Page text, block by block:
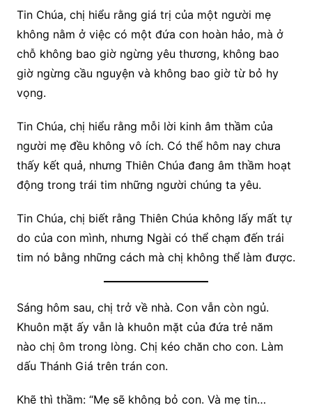
Tin Chúa, chị hiểu rằng giá trị của một người mẹ
không nằm ở việc có một đứa con hoàn hảo, mà ở
chỗ không bao giờ ngừng yêu thương, không bao
giờ ngừng cầu nguyện và không bao giờ từ bỏ hy
vọng.
Tin Chúa, chị hiểu rằng mỗi lời kinh âm thầm của
người mẹ đều không vô ích. Có thể hôm nay chưa
thấy kết quả, nhưng Thiên Chúa đang âm thầm hoạt
động trong trái tim những người chúng ta yêu.
Tin Chúa, chị biết rằng Thiên Chúa không lấy mất tự
do của con mình, nhưng Ngài có thể chạm đến trái
tim nó bằng những cách mà chị không thể làm được.
Sáng hôm sau, chị trở về nhà. Con vẫn còn ngủ.
Khuôn mặt ấy vẫn là khuôn mặt của đứa trẻ năm
nào chị ôm trong lòng. Chị kéo chăn cho con. Làm
dấu Thánh Giá trên trán con.
Khẽ thì thầm: “Mẹ sẽ không bỏ con. Và mẹ tin…